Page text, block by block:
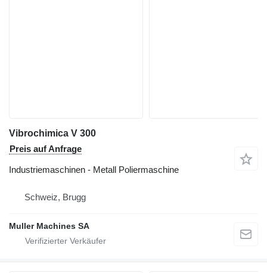
Vibrochimica V 300
Preis auf Anfrage
Industriemaschinen - Metall Poliermaschine
Schweiz, Brugg
Muller Machines SA